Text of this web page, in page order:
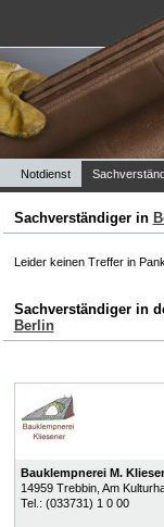
Notdienst
Sachverständiger in
Leider keinen Treffer in
Sachverständiger in
Berlin
Bauklempnerei M.
14959 Trebbin, Am
Tel.: (033731) 1 0 00